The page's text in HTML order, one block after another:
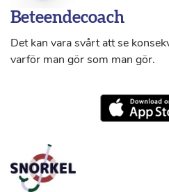
Beteendecoach
Det kan vara svårt att se
varför man gör som man gör.